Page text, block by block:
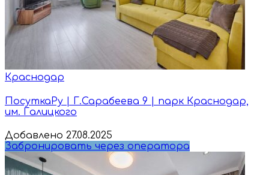
Краснодар
ПосуткаРу | Г.Сарабеева 9 | парк Краснодар,
им. Галицкого
Добавлено 27.08.2025
Забронировать через оператора